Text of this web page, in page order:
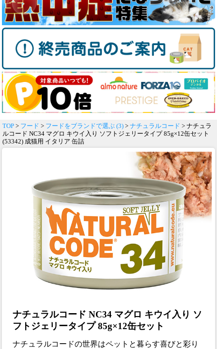
TOP > フード > フードをブランドで選ぶ (3) > ナチュラルコード > ナチュラ
ルコード NC34 マグロ キウイ入り ソフトジェリータイプ 85g×12缶セット
(53342) 成猫用 イタリア 缶詰
ナチュラルコード NC34 マグロ キウイ入り ソ
フトジェリータイプ 85g×12缶セット
ナチュラルコードの世界はペットと暮らす喜びと彩り